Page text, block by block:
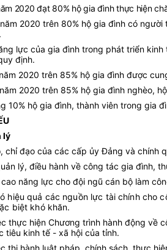
2020 đạt 80% hộ gia đình thực hiện
2020 trên 80% hộ gia đình có
lực của gia đình trong phát triển
định.
2020 trên 85% hộ gia đình được
2020 trên 85% hộ gia đình nghèo,
10% hộ gia đình, thành viên trong
lý
chỉ đạo của các cấp ủy Đảng và chính
lý, điều hành về công tác gia đình,
năng lực cho đội ngũ cán bộ làm
hiệu quả các nguồn lực tài chính cho
biệt khó khăn.
thực hiện Chương trình hành động về
tiêu kinh tế - xã hội của tỉnh.
thi hành luật pháp, chính sách, thực